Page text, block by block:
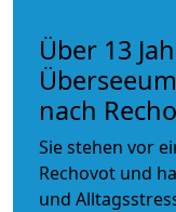
Über 13
nach
Sie stehen vor
Rechovot und
und